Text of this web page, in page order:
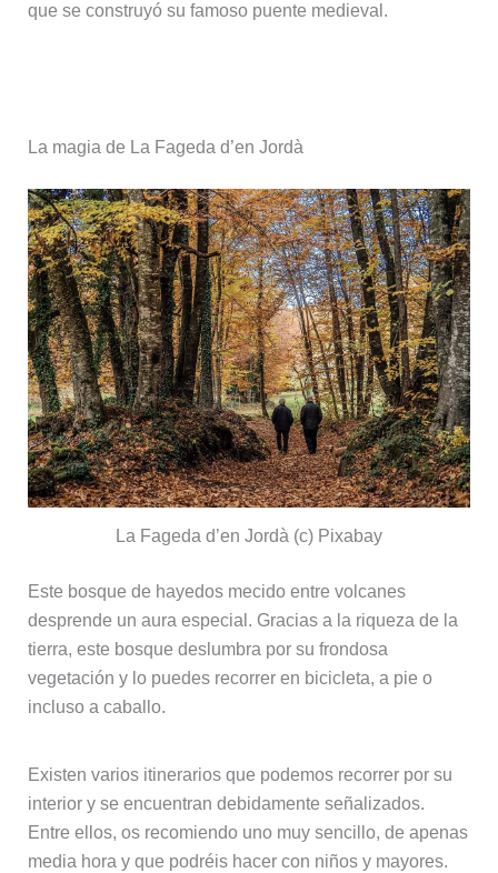
que se construyó su famoso puente medieval.
La magia de La Fageda d’en Jordà
La Fageda d’en Jordà (c) Pixabay
Este bosque de hayedos mecido entre volcanes
desprende un aura especial. Gracias a la riqueza de la
tierra, este bosque deslumbra por su frondosa
vegetación y lo puedes recorrer en bicicleta, a pie o
incluso a caballo.
Existen varios itinerarios que podemos recorrer por su
interior y se encuentran debidamente señalizados.
Entre ellos, os recomiendo uno muy sencillo, de apenas
media hora y que podréis hacer con niños y mayores.